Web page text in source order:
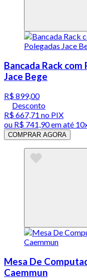
Bancada Rack
Jace Bege
R$ 899,00
Desconto
R$ 667,71 no PIX
ou R$ 741,90em até
COMPRAR AGORA
Mesa De
Caemmun